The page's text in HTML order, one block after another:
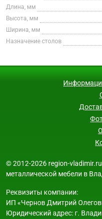
Длина, мм
Высота, мм
Ширина, мм
Назначение столов
© 2012-2026 region-
металлической мебели в
Реквизиты компании:
ИП «Чернов Дмитрий
Юридический адрес: г.